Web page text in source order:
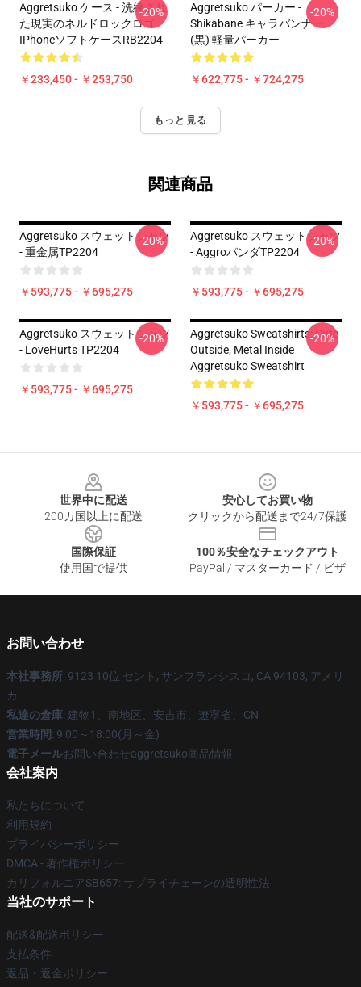
Aggretsuko ケース - 洗練され
た現実のネルドロックロゴ
IPhoneソフトケースRB2204
￥233,450 - ￥253,750
-20%
Aggretsuko パーカー -
Shikabane キャラバンナー
(黒) 軽量パーカー
￥622,775 - ￥724,275
-20%
もっと見る
関連商品
Aggretsuko スウェットシャツ
- 重金属TP2204
￥593,775 - ￥695,275
-20%
Aggretsuko スウェットシャツ
- AggroパンダTP2204
￥593,775 - ￥695,275
-20%
Aggretsuko スウェットシャツ
- LoveHurts TP2204
￥593,775 - ￥695,275
-20%
Aggretsuko Sweatshirts: Cute
Outside, Metal Inside
Aggretsuko Sweatshirt
￥593,775 - ￥695,275
-20%
世界中に配送
200カ国以上に配送
安心してお買い物
クリックから配送まで24/7保護
国際保証
使用国で提供
100％安全なチェックアウト
PayPal / マスターカード / ビザ
お問い合わせ
本社事務所: 9123 10位 セント, サンフランシスコ, CA 94103, アメリ
カ
私達の倉庫: 建物1、南地区、安吉市、遼寧省、CN
営業時間: 9:00～18:00(月～金)
電子メールお問い合わせaggretsuko商品情報
会社案内
私たちについて
利用規約
プライバシーポリシー
DMCA - 著作権ポリシー
カリフォルニアSB657: サプライチェーンの透明性法
当社のサポート
配送&配送ポリシー
支払条件
返品・返金ポリシー